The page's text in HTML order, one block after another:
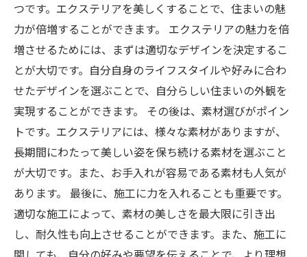
つです。エクステリアを美しくすることで、住まいの魅
力が倍増することができます。 エクステリアの魅力を倍
増させるためには、まずは適切なデザインを決定するこ
とが大切です。自分自身のライフスタイルや好みに合わ
せたデザインを選ぶことで、自分らしい住まいの外観を
実現することができます。 その後は、素材選びがポイン
トです。エクステリアには、様々な素材がありますが、
長期間にわたって美しい姿を保ち続ける素材を選ぶこと
が大切です。また、お手入れが容易である素材も人気が
あります。 最後に、施工に力を入れることも重要です。
適切な施工によって、素材の美しさを最大限に引き出
し、耐久性も向上させることができます。また、施工に